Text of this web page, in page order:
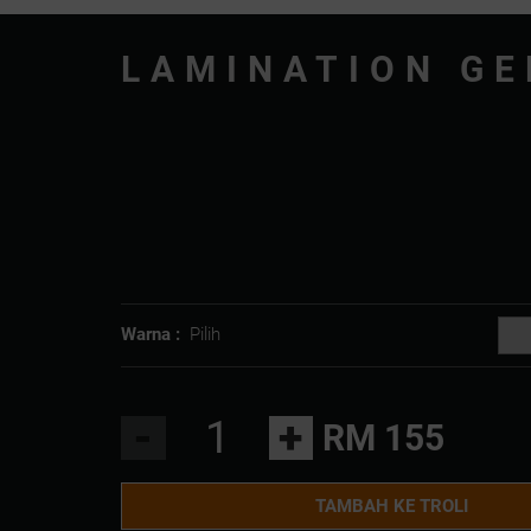
LAMINATION
Warna : Pilih
+ RM 155
TAMBAH KE TROLI